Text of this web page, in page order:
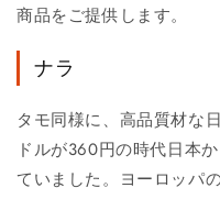
商品をご提供します。
ナラ
タモ同様に、高品質材な
ドルが360円の時代日本
ていました。ヨーロッパ